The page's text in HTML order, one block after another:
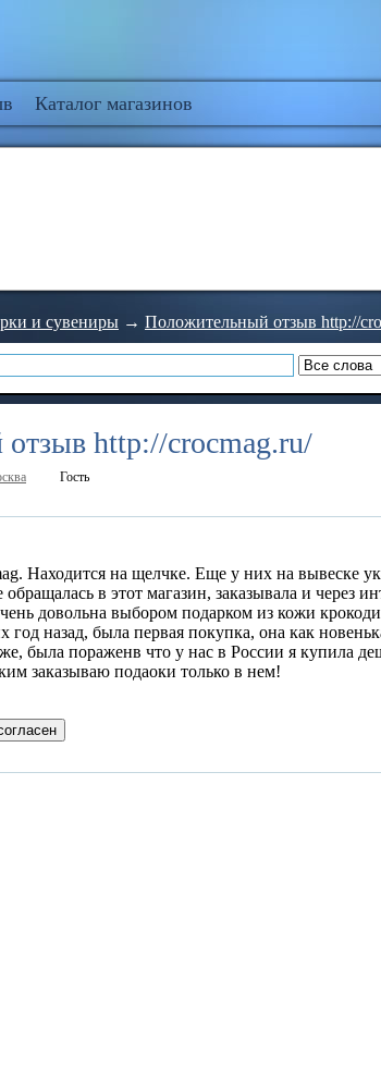
Каталог магазинов
и сувениры → Положительный отзыв http://
http://crocmag.ru/
Гость
Находится на щелчке. Еще у них на вывеске
в этот магазин, заказывала и через
довольна выбором подарком из кожи
год назад, была первая покупка, она как
была пораженв что у нас в России я купила
заказываю подаоки только в нем!